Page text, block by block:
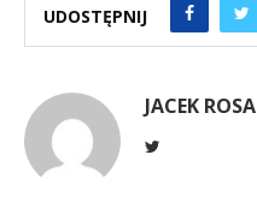
UDOSTĘPNIJ
JACEK ROSA